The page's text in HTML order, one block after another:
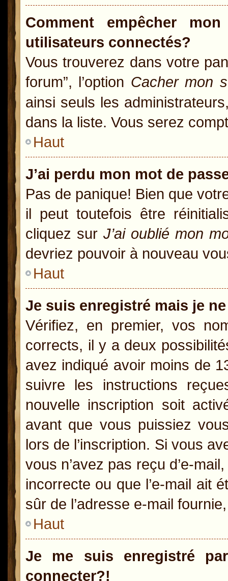
Comment empêcher
utilisateurs connectés?
Vous trouverez dans votre
forum”, l’option Cacher mon
ainsi seuls les
dans la liste. Vous serez
Haut
J’ai perdu mon mot de
Pas de panique! Bien que
il peut toutefois être
cliquez sur J’ai oublié mon
devriez pouvoir à nouveau
Haut
Je suis enregistré mais je
Vérifiez, en premier, vos
corrects, il y a deux
avez indiqué avoir moins de
suivre les instructions
nouvelle inscription soit
avant que vous puissiez
lors de l’inscription. Si vous
vous n’avez pas reçu d’e-
incorrecte ou que l’e-mail ait
sûr de l’adresse e-mail
Haut
Je me suis enregistré
connecter?!